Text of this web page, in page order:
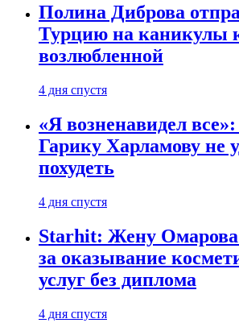
Полина Диброва
Турцию на каникулы
возлюбленной
4 дня спустя
«Я возненавидел
Гарику Харламову не
похудеть
4 дня спустя
Starhit: Жену Омарова
за оказывание
услуг без диплома
4 дня спустя